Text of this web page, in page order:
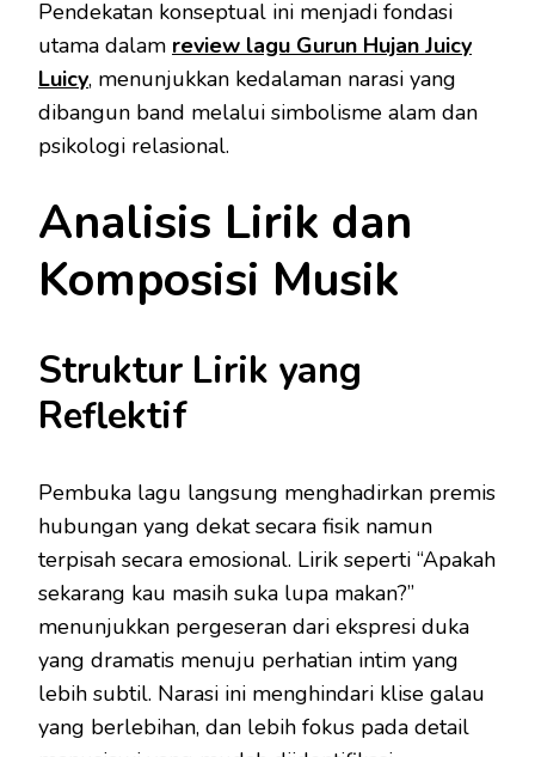
Pendekatan konseptual ini menjadi fondasi
utama dalam review lagu Gurun Hujan Juicy
Luicy, menunjukkan kedalaman narasi yang
dibangun band melalui simbolisme alam dan
psikologi relasional.
Analisis Lirik dan
Komposisi Musik
Struktur Lirik yang
Reflektif
Pembuka lagu langsung menghadirkan premis
hubungan yang dekat secara fisik namun
terpisah secara emosional. Lirik seperti “Apakah
sekarang kau masih suka lupa makan?”
menunjukkan pergeseran dari ekspresi duka
yang dramatis menuju perhatian intim yang
lebih subtil. Narasi ini menghindari klise galau
yang berlebihan, dan lebih fokus pada detail